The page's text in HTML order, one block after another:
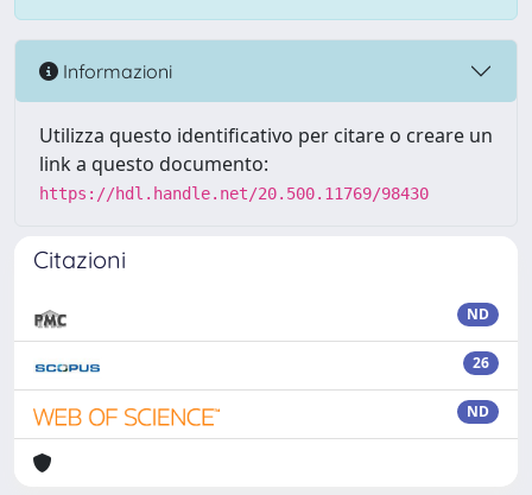
Informazioni
Utilizza questo identificativo per citare o creare un
link a questo documento:
https://hdl.handle.net/20.500.11769/98430
Citazioni
ND
26
ND